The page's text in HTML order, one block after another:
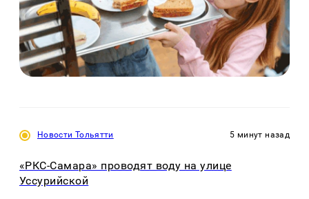
Новости Тольятти 5 минут назад
«РКС-Самара» проводят воду на улице
Уссурийской